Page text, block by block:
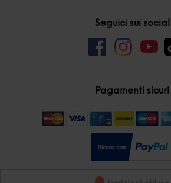
Seguici sui social
Pagamenti sicuri